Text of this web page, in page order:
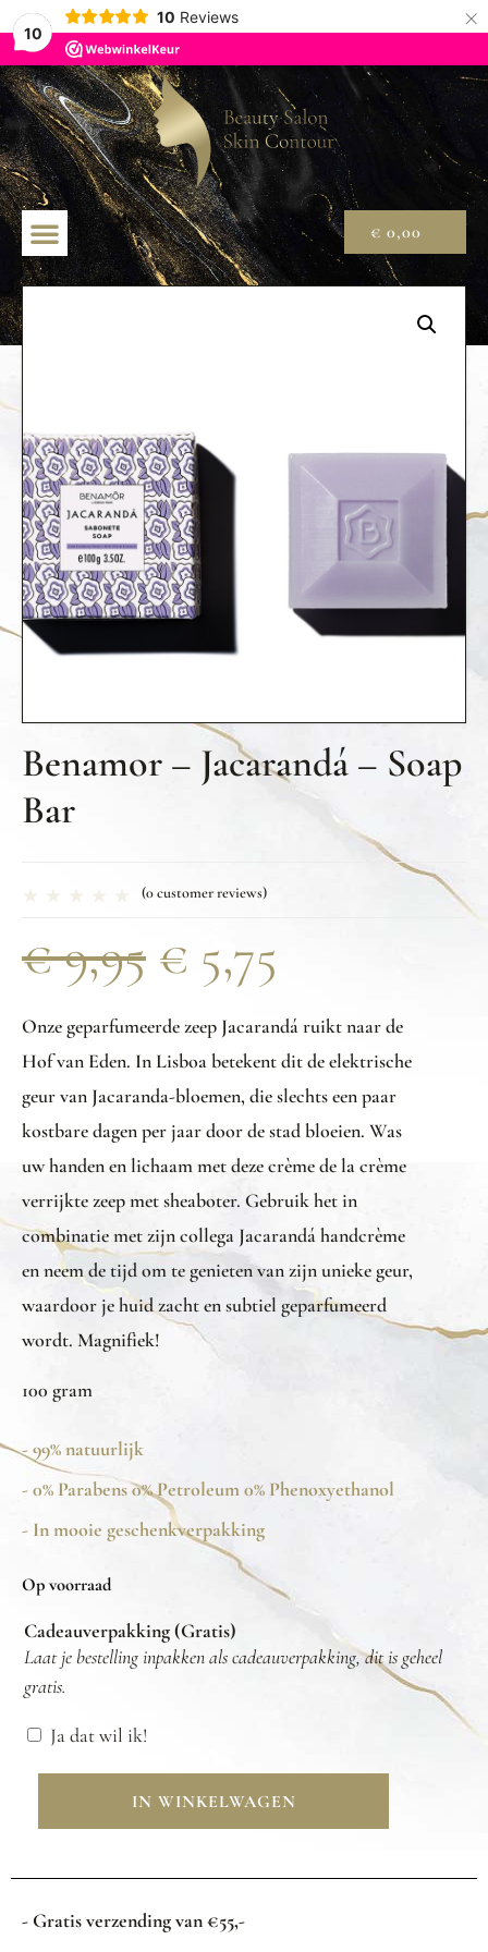
10
10 Reviews ×
€ 0,00
Benamor – Jacarandá – Soap
Bar
(0customer reviews)
€9,95 € 5,75
Onze geparfumeerde zeep Jacarandá ruikt naar de
Hof van Eden. In Lisboa betekent dit de elektrische
geur van Jacaranda-bloemen, die slechts een paar
kostbare dagen per jaar door de stad bloeien. Was
uw handen en lichaam met deze crème de la crème
verrijkte zeep met sheaboter. Gebruik het in
combinatie met zijn collega Jacarandá handcrème
en neem de tijd om te genieten van zijn unieke geur,
waardoor je huid zacht en subtiel geparfumeerd
wordt. Magnifiek!
100 gram
- 99% natuurlijk
- 0% Parabens 0% Petroleum 0% Phenoxyethanol
- In mooie geschenkverpakking
Op voorraad
Cadeauverpakking (Gratis)
Laat je bestelling inpakken als cadeauverpakking, dit is geheel
gratis.
Ja dat wil ik!
IN WINKELWAGEN
- Gratis verzending van €55,-